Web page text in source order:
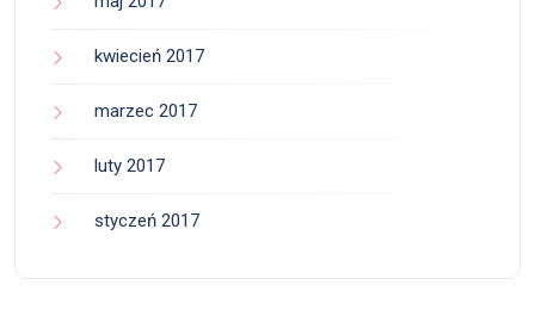
kwiecień 2017
marzec 2017
luty 2017
styczeń 2017